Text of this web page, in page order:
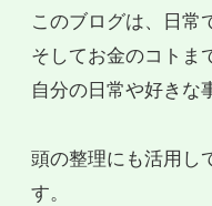
このブログは、日常
そしてお金のコトま
自分の日常や好きな
頭の整理にも活用し
す。